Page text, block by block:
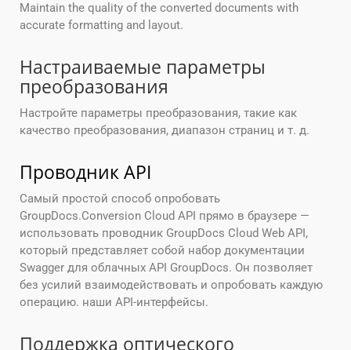
Maintain the quality of the converted documents with
accurate formatting and layout.
Настраиваемые параметры
преобразования
Настройте параметры преобразования, такие как
качество преобразования, диапазон страниц и т. д.
Проводник API
Самый простой способ опробовать
GroupDocs.Conversion Cloud API прямо в браузере —
использовать проводник GroupDocs Cloud Web API,
который представляет собой набор документации
Swagger для облачных API GroupDocs. Он позволяет
без усилий взаимодействовать и опробовать каждую
операцию. наши API-интерфейсы.
Поддержка оптического